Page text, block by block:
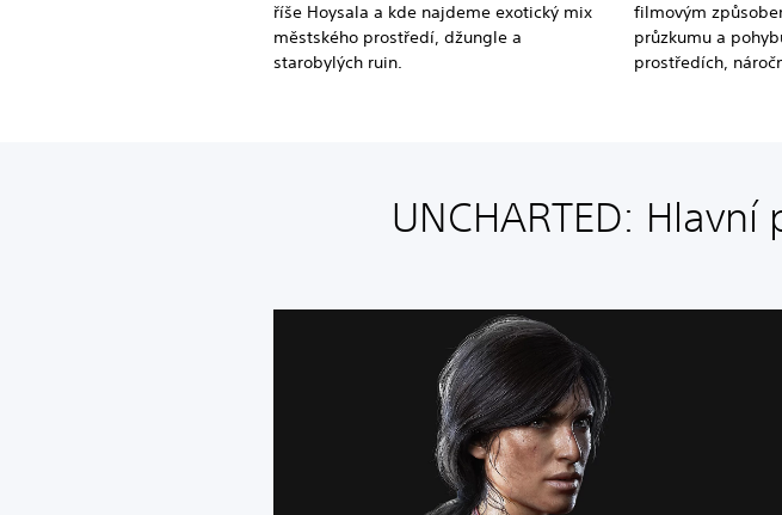
říše Hoysala a kde najdeme exotický mix
městského prostředí, džungle a
starobylých ruin.
filmovým
průzkumu a
prostředích,
UNCHARTED: